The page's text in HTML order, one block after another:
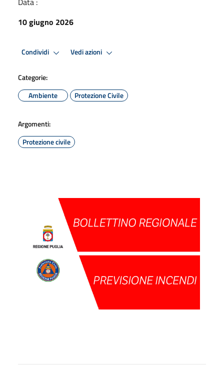
10 giugno 2026
Condividi Vedi azioni
Categorie:
Ambiente
Protezione Civile
Argomenti:
Protezione civile